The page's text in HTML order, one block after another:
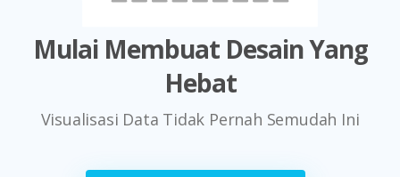
Mulai Membuat Desain Yang
Hebat
Visualisasi Data Tidak Pernah Semudah Ini